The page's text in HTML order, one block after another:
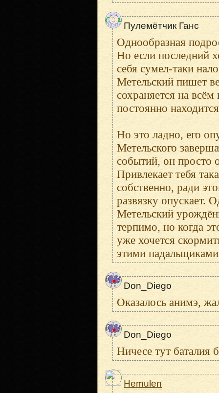
Пулемётчик Ганс
Однообразная
Но если последний
себя сумел-таки
Метельский пишет
сохраняется на
постоянно
Но это ладно, его
Метельского
событий, он просто
Привлекает тебя
собственно, ради
развязку опускает.
Метельский
терпимо, но когда
уже хочется
этими
Don_Diego
Оказалось анимэ,
Don_Diego
Ничесе тут баталия
Hemulen